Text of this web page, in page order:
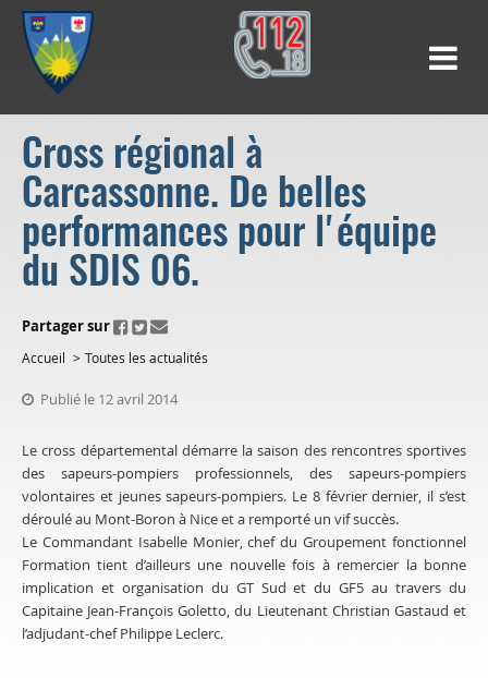
Cross régional à
Carcassonne. De belles
performances pour l'équipe
du SDIS 06.
ui.fo.accessibility.echappement.partage
Partager sur
Accueil Toutes les actualités
Publié le 12 avril 2014
Le cross départemental démarre la saison des rencontres sportives
des sapeurs-pompiers professionnels, des sapeurs-pompiers
volontaires et jeunes sapeurs-pompiers. Le 8 février dernier, il s’est
déroulé au Mont-Boron à Nice et a remporté un vif succès.
Le Commandant Isabelle Monier, chef du Groupement fonctionnel
Formation tient d’ailleurs une nouvelle fois à remercier la bonne
implication et organisation du GT Sud et du GF5 au travers du
Capitaine Jean-François Goletto, du Lieutenant Christian Gastaud et
l’adjudant-chef Philippe Leclerc.